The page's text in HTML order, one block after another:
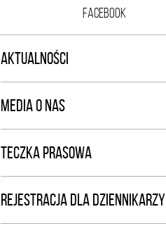
FACEBOOK
AKTUALNOŚCI
MEDIA O NAS
TECZKA PRASOWA
REJESTRACJA DLA DZIENNIKARZY